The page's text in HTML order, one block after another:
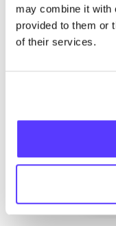
may combine it with
provided to them or
of their services.